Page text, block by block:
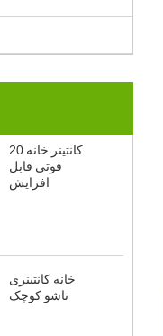
کانتینر خانه 20
فوتی قابل
افزایش
خانه کانتینری
تاشو کوچک